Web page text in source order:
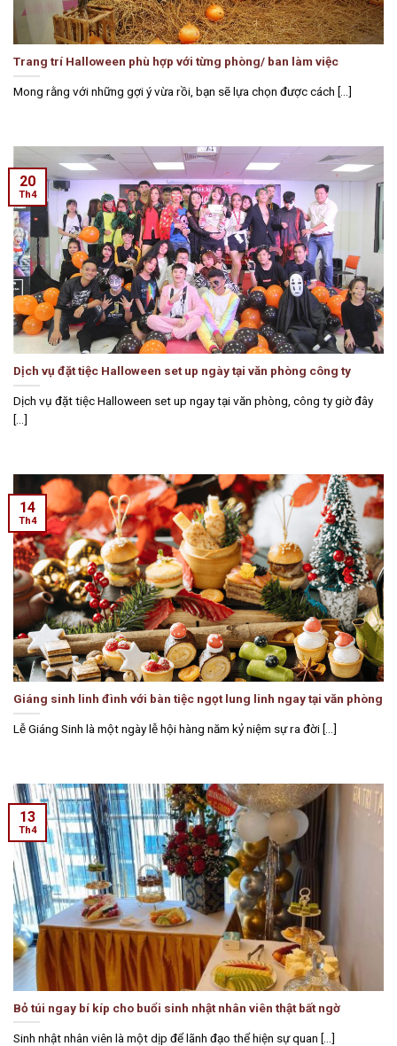
Trang trí Halloween phù hợp với từng phòng/ ban làm việc
Mong rằng với những gợi ý vừa rồi, bạn sẽ lựa chọn được cách [...]
Dịch vụ đặt tiệc Halloween set up ngày tại văn phòng công ty
Dịch vụ đặt tiệc Halloween set up ngay tại văn phòng, công ty giờ đây
[...]
20
Th4
Giáng sinh linh đình với bàn tiệc ngọt lung linh ngay tại văn phòng
Lễ Giáng Sinh là một ngày lễ hội hàng năm kỷ niệm sự ra đời [...]
14
Th4
Bỏ túi ngay bí kíp cho buổi sinh nhật nhân viên thật bất ngờ
Sinh nhật nhân viên là một dịp để lãnh đạo thể hiện sự quan [...]
13
Th4